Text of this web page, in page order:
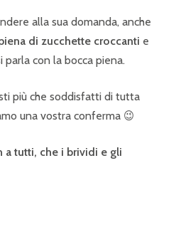
alla sua domanda, anche
di zucchette croccanti e
parla con la bocca piena.
più che soddisfatti di tutta
una vostra conferma 😉
a tutti, che i brividi e gli